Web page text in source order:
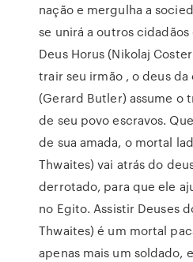
nação e mergulha a
se unirá a outros
Deus Horus (Nikolaj
trair seu irmão , o deus da
(Gerard Butler) assume o
de seu povo escravos.
de sua amada, o mortal
Thwaites) vai atrás do
derrotado, para que ele
no Egito. Assistir Deuses
Thwaites) é um mortal
apenas mais um soldado,